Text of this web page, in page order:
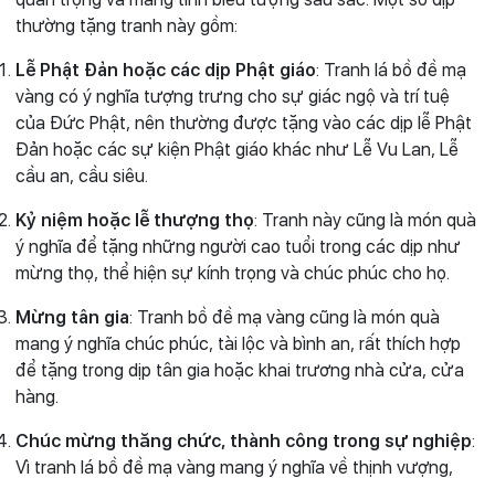
thường tặng tranh này gồm:
Lễ Phật Đản hoặc các dịp Phật giáo: Tranh lá bồ đề mạ
vàng có ý nghĩa tượng trưng cho sự giác ngộ và trí tuệ
của Đức Phật, nên thường được tặng vào các dịp lễ Phật
Đản hoặc các sự kiện Phật giáo khác như Lễ Vu Lan, Lễ
cầu an, cầu siêu.
Kỷ niệm hoặc lễ thượng thọ: Tranh này cũng là món quà
ý nghĩa để tặng những người cao tuổi trong các dịp như
mừng thọ, thể hiện sự kính trọng và chúc phúc cho họ.
Mừng tân gia: Tranh bồ đề mạ vàng cũng là món quà
mang ý nghĩa chúc phúc, tài lộc và bình an, rất thích hợp
để tặng trong dịp tân gia hoặc khai trương nhà cửa, cửa
hàng.
Chúc mừng thăng chức, thành công trong sự nghiệp:
Vì tranh lá bồ đề mạ vàng mang ý nghĩa về thịnh vượng,